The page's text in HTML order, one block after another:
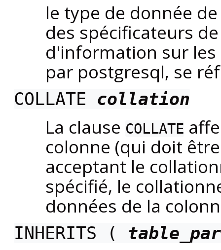
le type de donnée
des spécificateurs
d'information sur
par postgresql, se
COLLATE collation
La clause COLLATE
colonne (qui doit
acceptant le
spécifié, le
données de la
INHERITS (